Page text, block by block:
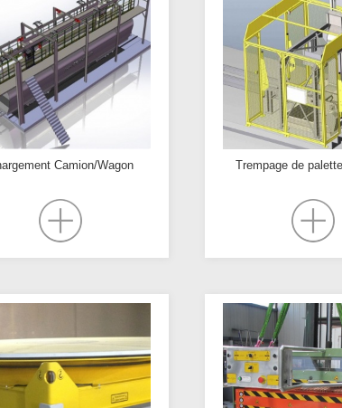
Camion/Wagon Trempage de